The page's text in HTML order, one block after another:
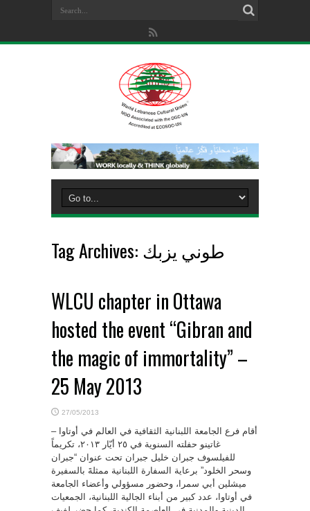
Tag Archives: طوني يزبك
WLCU chapter in Ottawa
hosted the event “Gibran and
the magic of immortality” –
25 May 2013
27/05/2013
أقام فرع الجامعة اللبنانية الثقافية في العالم في أوتاوا –
غاتينو حفلته السنوية في ٢٥ أيّار ٢۰۱۳، تكريماً
للفيلسوف جبران خليل جبران تحت عنوان “جبران
وسحر الخلود” برعاية السفارة اللبنانية ممثلةَ بالسفيرة
ميشلين أبي سمرا، وحضور مسؤولي وأعضاء الجامعة
في أوتاوا، عدد كبير من أبناء الجالية اللبنانية، الجمعيات